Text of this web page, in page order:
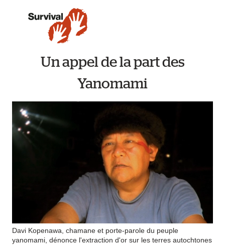
Un appel de la part des
Yanomami
Davi Kopenawa, chamane et porte-parole du peuple
yanomami, dénonce l'extraction d'or sur les terres autochtones